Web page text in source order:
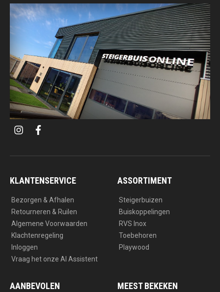
i
t
a
f
e
k
KLANTENSERVICE
Bezorgen & Afhalen
Retourneren & Ruilen
Algemene Voorwaarden
Klachtenregeling
Inloggen
Vraag het onze AI Assistent
ASSORTIMENT
Steigerbuizen
Buiskoppelingen
RVS Inox
Toebehoren
Playwood
AANBEVOLEN MEEST BEKEKEN